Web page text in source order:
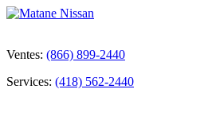
Ventes: (866) 899-2440
Services: (418) 562-2440